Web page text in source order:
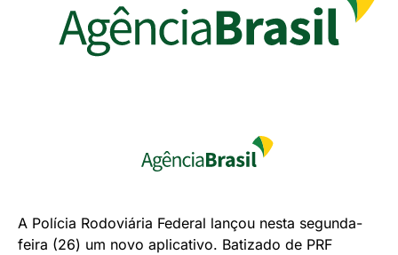
A Polícia Rodoviária Federal lançou nesta segunda-
feira (26) um novo aplicativo. Batizado de PRF